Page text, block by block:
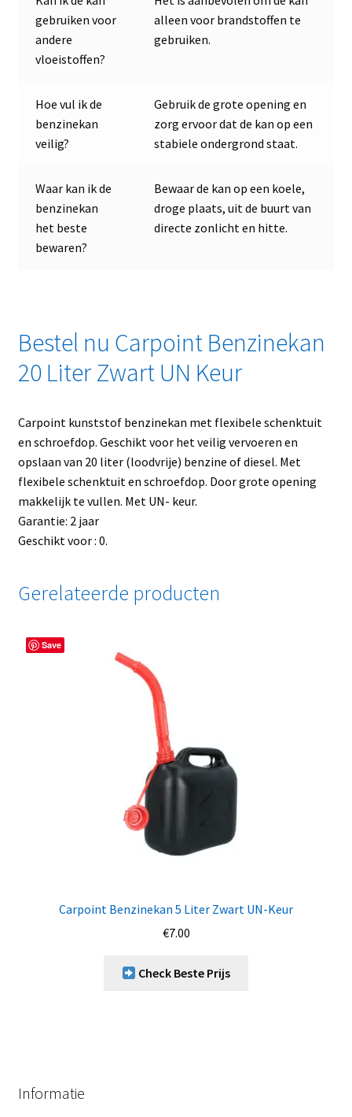
gebruiken voor
andere
vloeistoffen?
alleen voor brandstoffen te
gebruiken.
Hoe vul ik de
benzinekan
veilig?
Gebruik de grote opening en
zorg ervoor dat de kan op een
stabiele ondergrond staat.
Waar kan ik de
benzinekan
het beste
bewaren?
Bewaar de kan op een koele,
droge plaats, uit de buurt van
directe zonlicht en hitte.
Bestel nu Carpoint Benzinekan
20 Liter Zwart UN Keur
Carpoint kunststof benzinekan met flexibele schenktuit
en schroefdop. Geschikt voor het veilig vervoeren en
opslaan van 20 liter (loodvrije) benzine of diesel. Met
flexibele schenktuit en schroefdop. Door grote opening
makkelijk te vullen. Met UN- keur.
Garantie: 2 jaar
Geschikt voor : 0.
Gerelateerde producten
Save
Carpoint Benzinekan 5 Liter Zwart UN-Keur
€7.00
Check Beste Prijs
Informatie